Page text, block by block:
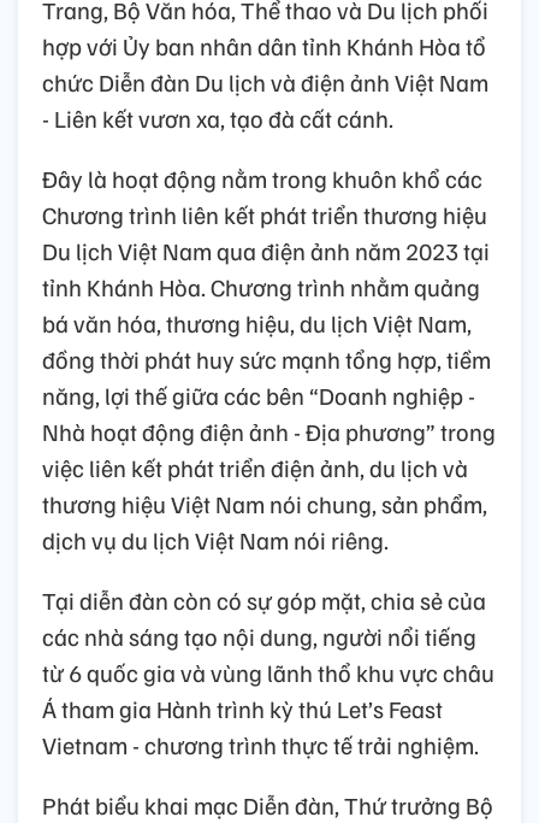
Trang, Bộ Văn hóa, Thể thao và Du lịch phối
hợp với Ủy ban nhân dân tỉnh Khánh Hòa tổ
chức Diễn đàn Du lịch và điện ảnh Việt Nam
- Liên kết vươn xa, tạo đà cất cánh.
Đây là hoạt động nằm trong khuôn khổ các
Chương trình liên kết phát triển thương hiệu
Du lịch Việt Nam qua điện ảnh năm 2023 tại
tỉnh Khánh Hòa. Chương trình nhằm quảng
bá văn hóa, thương hiệu, du lịch Việt Nam,
đồng thời phát huy sức mạnh tổng hợp, tiềm
năng, lợi thế giữa các bên “Doanh nghiệp -
Nhà hoạt động điện ảnh - Địa phương” trong
việc liên kết phát triển điện ảnh, du lịch và
thương hiệu Việt Nam nói chung, sản phẩm,
dịch vụ du lịch Việt Nam nói riêng.
Tại diễn đàn còn có sự góp mặt, chia sẻ của
các nhà sáng tạo nội dung, người nổi tiếng
từ 6 quốc gia và vùng lãnh thổ khu vực châu
Á tham gia Hành trình kỳ thú Let’s Feast
Vietnam - chương trình thực tế trải nghiệm.
Phát biểu khai mạc Diễn đàn, Thứ trưởng Bộ